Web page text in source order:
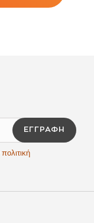
ΕΓΓΡΑΦΉ
πολιτική